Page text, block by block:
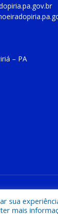
– PA
sua
mais